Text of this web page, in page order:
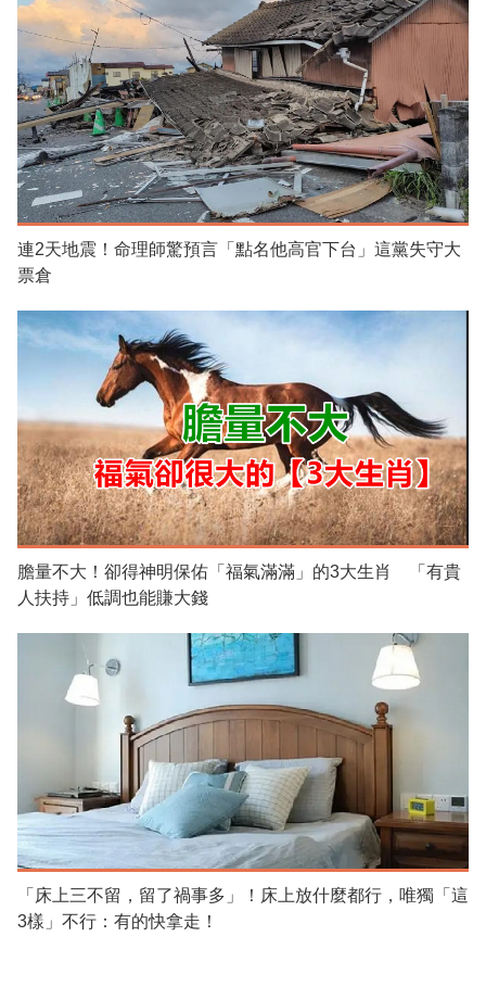
連2天地震！命理師驚預言「點名他高官下台」這黨失守大
票倉
膽量不大！卻得神明保佑「福氣滿滿」的3大生肖 「有貴
人扶持」低調也能賺大錢
「床上三不留，留了禍事多」！床上放什麼都行，唯獨「這
3樣」不行：有的快拿走！